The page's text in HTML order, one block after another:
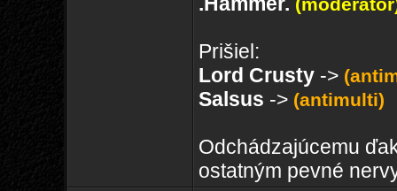
Prišiel:
Lord Crusty->
Salsus -> (antimulti)
Odchádzajúcemu
ostatným pevné